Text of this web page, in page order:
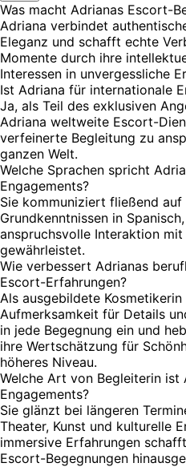
Was macht Adrianas Escort-
Adriana verbindet
Eleganz und schafft echte
Momente durch ihre
Interessen in unvergessliche
Ist Adriana für internationale
Ja, als Teil des exklusiven
Adriana weltweite Escort-
verfeinerte Begleitung zu
ganzen Welt.
Welche Sprachen spricht
Engagements?
Sie kommuniziert fließend
Grundkenntnissen in
anspruchsvolle Interaktion
gewährleistet.
Wie verbessert Adrianas
Escort-Erfahrungen?
Als ausgebildete
Aufmerksamkeit für Details
in jede Begegnung ein und
ihre Wertschätzung für
höheres Niveau.
Welche Art von Begleiterin ist
Engagements?
Sie glänzt bei längeren
Theater, Kunst und kulturelle
immersive Erfahrungen
Escort-Begegnungen